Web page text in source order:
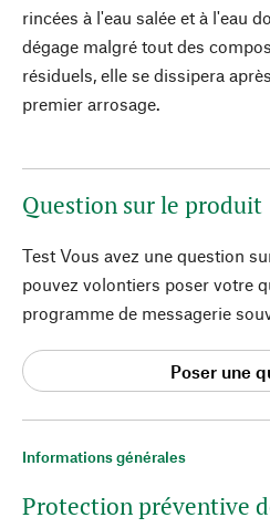
Informations générales
Protection préventive
rincées à l'eau salée et à l'eau
dégage malgré tout des
résiduels, elle se dissipera
premier arrosage.
Question sur le produit
Test Vous avez une question
pouvez volontiers poser votre
programme de messagerie
Poser une